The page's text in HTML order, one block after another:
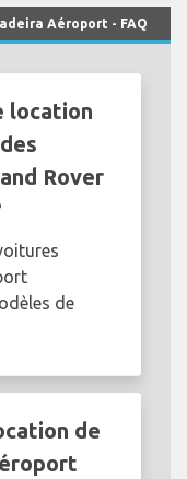
Aéroport - FAQ
location
Rover
de
de